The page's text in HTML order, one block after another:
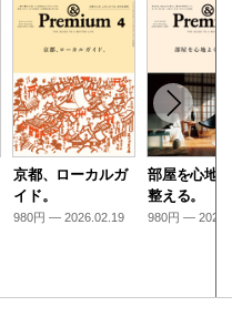
京都、ローカルガ
イド。
980円 — 2026.02.19
部屋を心地よ
整える。
980円 —